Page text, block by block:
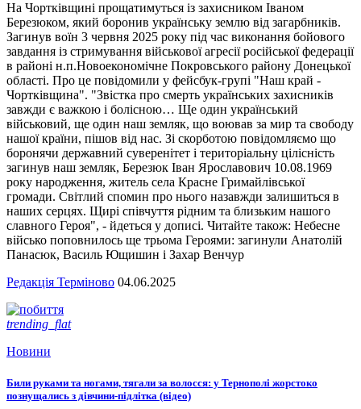
На Чортківщині прощатимуться із захисником Іваном
Березюком, який боронив українську землю від загарбників.
Загинув воїн 3 червня 2025 року під час виконання бойового
завдання із стримування військової агресії російської федерації
в районі н.п.Новоекономічне Покровського району Донецької
області. Про це повідомили у фейсбук-групі "Наш край -
Чортківщина". "Звістка про смерть українських захисників
завжди є важкою і болісною… Ще один український
військовий, ще один наш земляк, що воював за мир та свободу
нашої країни, пішов від нас. Зі скорботою повідомляємо що
боронячи державний суверенітет і територіальну цілісність
загинув наш земляк, Березюк Іван Ярославович 10.08.1969
року народження, житель села Красне Гримайлівської
громади. Світлий спомин про нього назавжди залишиться в
наших серцях. Щирі співчуття рідним та близьким нашого
славного Героя", - йдеться у дописі. Читайте також: Небесне
військо поповнилось ще трьома Героями: загинули Анатолій
Панасюк, Василь Ющишин і Захар Венчур
Редакція Терміново 04.06.2025
trending_flat
Новини
Били руками та ногами, тягали за волосся: у Тернополі жорстоко
познущались з дівчини-підлітка (відео)